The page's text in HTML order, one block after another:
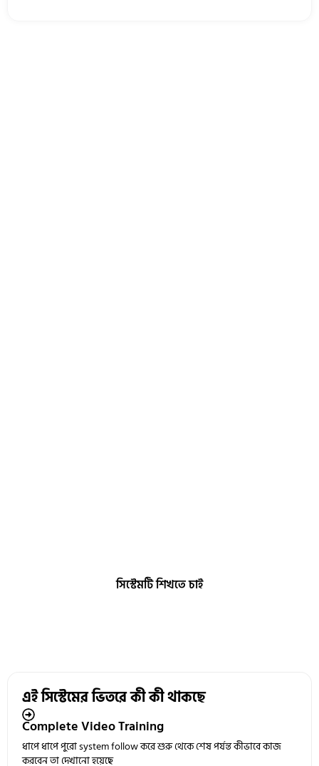
সিস্টেমটি শিখতে চাই
এই সিস্টেমের ভিতরে কী কী থাকছে
Complete Video Training
ধাপে ধাপে পুরো system follow করে শুরু থেকে শেষ পর্যন্ত কীভাবে কাজ
করবেন তা দেখানো হয়েছে